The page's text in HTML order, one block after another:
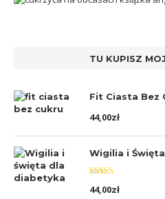
TU KUPISZ
Fit Ciasta Bez
44,00zł
Wigilia i
Oceniono
5.00na 5
44,00zł